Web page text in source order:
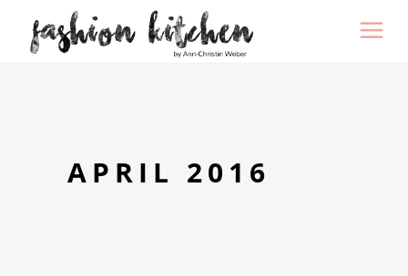
APRIL 2016